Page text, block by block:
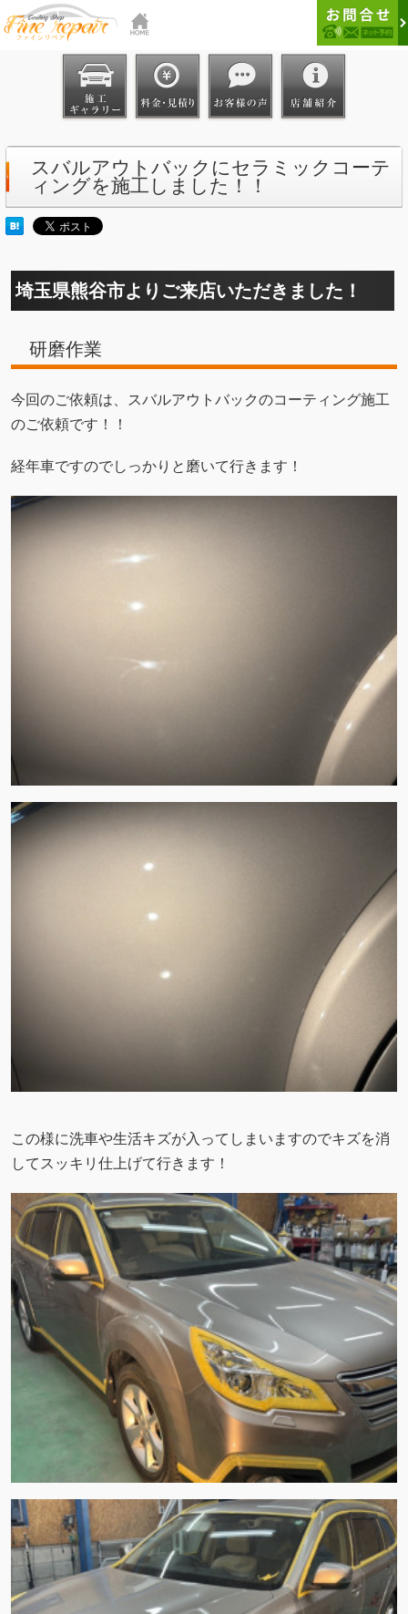
スバルアウトバックにセラミックコーテ
ィングを施工しました！！
埼玉県熊谷市よりご来店いただきました！
研磨作業
今回のご依頼は、スバルアウトバックのコーティング施工
のご依頼です！！
経年車ですのでしっかりと磨いて行きます！
この様に洗車や生活キズが入ってしまいますのでキズを消
してスッキリ仕上げて行きます！